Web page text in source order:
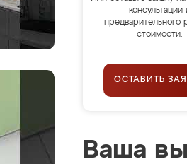
консультации
предварительного
стоимости.
ОСТАВИТЬ
Ваша